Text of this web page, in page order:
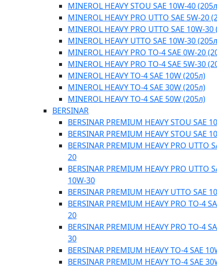
MINEROL HEAVY STOU SAE 10W-40
MINEROL HEAVY PRO UTTO SAE 5W-20
MINEROL HEAVY PRO UTTO SAE 10W-30
MINEROL HEAVY UTTO SAE 10W-30
MINEROL HEAVY PRO TO-4 SAE 0W-20
MINEROL HEAVY PRO TO-4 SAE 5W-30
MINEROL HEAVY TO-4 SAE 10W (205л)
MINEROL HEAVY TO-4 SAE 30W (205л)
MINEROL HEAVY TO-4 SAE 50W (205л)
BERSINAR
BERSINAR PREMIUM HEAVY STOU SAE
BERSINAR PREMIUM HEAVY STOU SAE
BERSINAR PREMIUM HEAVY PRO UTTO
20
BERSINAR PREMIUM HEAVY PRO UTTO
10W-30
BERSINAR PREMIUM HEAVY UTTO SAE
BERSINAR PREMIUM HEAVY PRO TO-4
20
BERSINAR PREMIUM HEAVY PRO TO-4
30
BERSINAR PREMIUM HEAVY TO-4 SAE
BERSINAR PREMIUM HEAVY TO-4 SAE